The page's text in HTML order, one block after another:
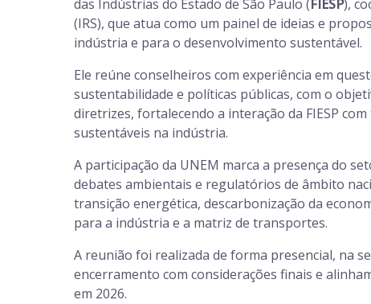
das Indústrias do Estado de São Paulo (FIESP),
(IRS), que atua como um painel de ideias e
indústria e para o desenvolvimento sustentável.
Ele reúne conselheiros com experiência em
sustentabilidade e políticas públicas, com o
diretrizes, fortalecendo a interação da FIESP
sustentáveis na indústria.
A participação da UNEM marca a presença do
debates ambientais e regulatórios de âmbito
transição energética, descarbonização da
para a indústria e a matriz de transportes.
A reunião foi realizada de forma presencial, na
encerramento com considerações finais e
em 2026.